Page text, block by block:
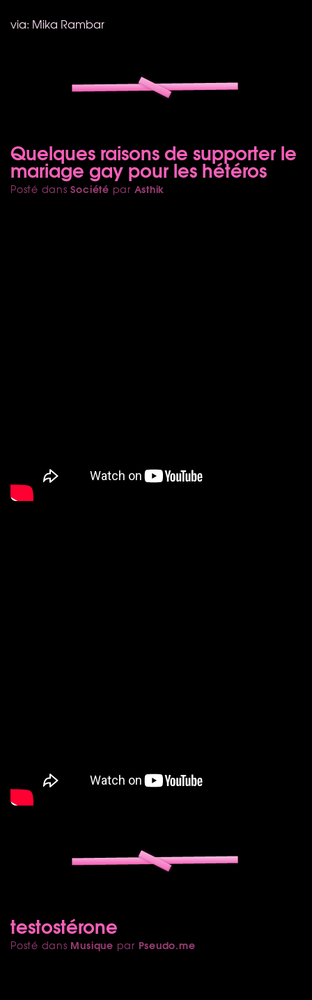
via: Mika Rambar
Quelques raisons de supporter le
mariage gay pour les hétéros
Posté dansSociété par Asthik
testostérone
Posté dans Musique par Pseudo.me